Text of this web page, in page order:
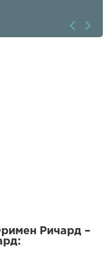
Ричард –